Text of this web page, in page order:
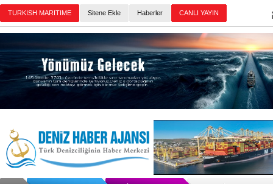
TURKISH MARITIME Sitene Ekle Haberler CANLI YAYIN
Denizcilik